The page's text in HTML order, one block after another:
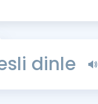
Blog
YDS -
dinle